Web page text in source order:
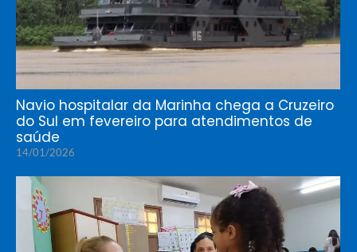
Navio hospitalar da Marinha chega a Cruzeiro
do Sul em fevereiro para atendimentos de
saúde
14/01/2026